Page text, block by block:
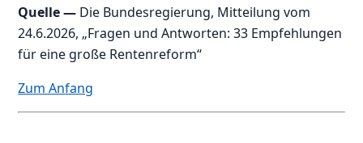
Quelle— Die Bundesregierung, Mitteilung vom
24.6.2026, „Fragen und Antworten: 33 Empfehlungen
für eine große Rentenreform“
Zum Anfang